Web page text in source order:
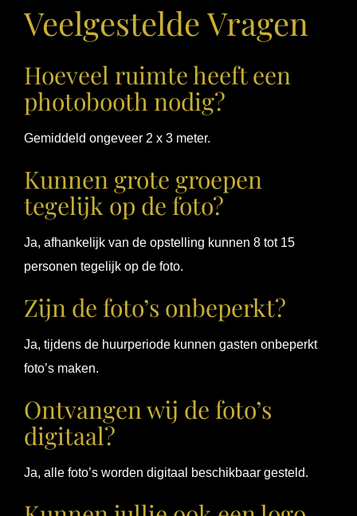
Veelgestelde Vragen
Hoeveel ruimte heeft een
photobooth nodig?
Gemiddeld ongeveer 2 x 3 meter.
Kunnen grote groepen
tegelijk op de foto?
Ja, afhankelijk van de opstelling kunnen 8 tot 15
personen tegelijk op de foto.
Zijn de foto’s onbeperkt?
Ja, tijdens de huurperiode kunnen gasten onbeperkt
foto’s maken.
Ontvangen wij de foto’s
digitaal?
Ja, alle foto’s worden digitaal beschikbaar gesteld.